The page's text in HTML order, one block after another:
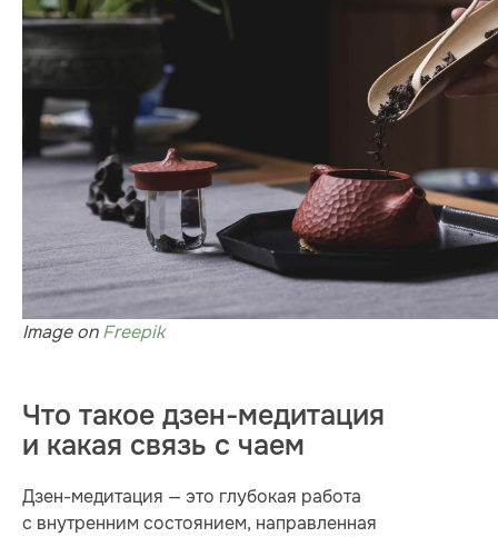
Image onFreepik
Что такое дзен-медитация
и какая связь с чаем
Дзен-медитация — это глубокая работа
с внутренним состоянием, направленная